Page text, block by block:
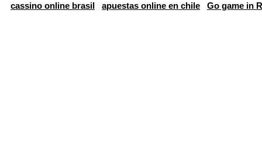
cassino online brasil apuestas online en chile Go game in